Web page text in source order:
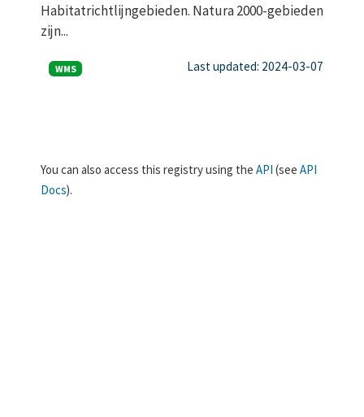
Habitatrichtlijngebieden. Natura 2000-gebieden
zijn...
WMS Last updated: 2024-03-07
You can also access this registry using the API (see API
Docs).